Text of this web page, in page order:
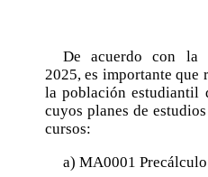
De acuerdo con la
2025, es importante que
la población estudiantil
cuyos planes de
cursos:
a) MA0001 Precálculo